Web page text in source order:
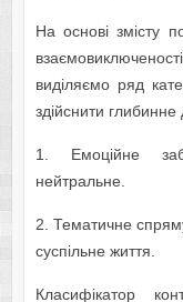
На основі змісту
виділяємо ряд
здійснити глибинне
1. Емоційне
нейтральне.
2. Тематичне
суспільне життя.
Класифікатор